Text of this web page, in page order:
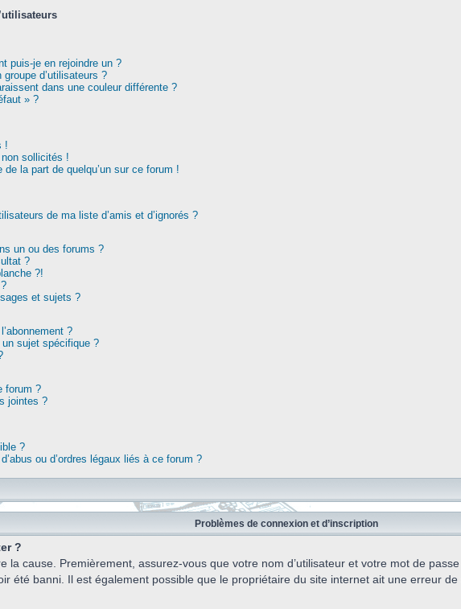
puis-je en rejoindre un ?
d’utilisateurs ?
dans une couleur différente ?
» ?
!
sollicités !
la part de quelqu’un sur ce forum !
de ma liste d’amis et d’ignorés ?
un ou des forums ?
?
?!
et sujets ?
?
un sujet spécifique ?
forum ?
jointes ?
?
ou d’ordres légaux liés à ce forum ?
Problèmes de connexion et d’inscription
?
la cause. Premièrement, assurez-vous que votre nom d’utilisateur et votre mot de
été banni. Il est également possible que le propriétaire du site internet ait une erreur